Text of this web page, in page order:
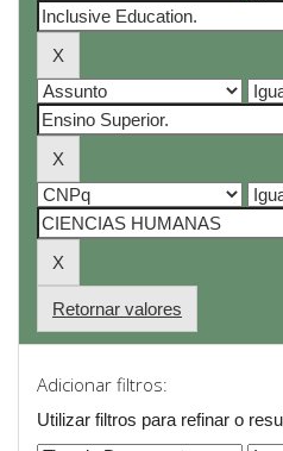
Retornar valores
Adicionar filtros:
Utilizar filtros para refinar o